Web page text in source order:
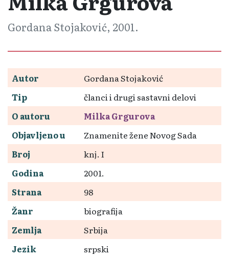
Gordana Stojaković, 2001.
Autor
Gordana Stojaković
Tip
članci i drugi sastavni delovi
O autoru
Milka Grgurova
Objavljeno u
Znamenite žene Novog Sada
Broj
knj. I
Godina
2001.
Strana
98
Žanr
biografija
Zemlja
Srbija
Jezik
srpski